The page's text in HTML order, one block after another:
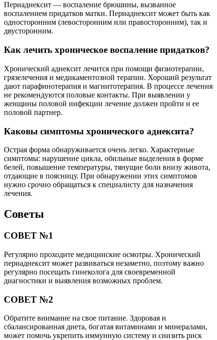
Периаднексит — воспаление брюшины, вызванное
воспалением придатков матки. Периаднексит может быть как
односторонним (левосторонним или правосторонним), так и
двусторонним.
Как лечить хроническое воспаление придатков?
Хронический аднексит лечится при помощи физиотерапии,
грязелечения и медикаментозной терапии. Хороший результат
дают парафинотерапия и магнитотерапия. В процессе лечения
не рекомендуются половые контакты. При выявлении у
женщины половой инфекции лечение должен пройти и ее
половой партнер.
Каковы симптомы хронического аднексита?
Острая форма обнаруживается очень легко. Характерные
симптомы: нарушение цикла, обильные выделения в форме
белей, повышение температуры, тянущие боли внизу живота,
отдающие в поясницу. При обнаружении этих симптомов
нужно срочно обращаться к специалисту для назначения
лечения.
Советы
СОВЕТ №1
Регулярно проходите медицинские осмотры. Хронический
периаднексит может развиваться незаметно, поэтому важно
регулярно посещать гинеколога для своевременной
диагностики и выявления возможных проблем.
СОВЕТ №2
Обратите внимание на свое питание. Здоровая и
сбалансированная диета, богатая витаминами и минералами,
может помочь укрепить иммунную систему и снизить риск